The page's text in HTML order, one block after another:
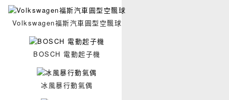
Volkswagen福斯汽車圓型空飄球
BOSCH 電動起子機
冰風暴行動氣偶